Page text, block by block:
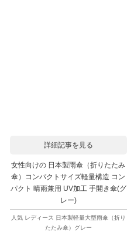
詳細記事を見る
女性向けの 日本製雨傘（折りたたみ
傘）コンパクトサイズ軽量構造 コン
パクト 晴雨兼用 UV加工 手開き傘(グ
レー)
人気 レディース 日本製軽量大型雨傘（折り
たたみ傘）グレー